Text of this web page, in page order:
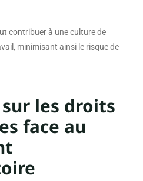
contribuer à une culture de
minimisant ainsi le risque de
les droits
face au